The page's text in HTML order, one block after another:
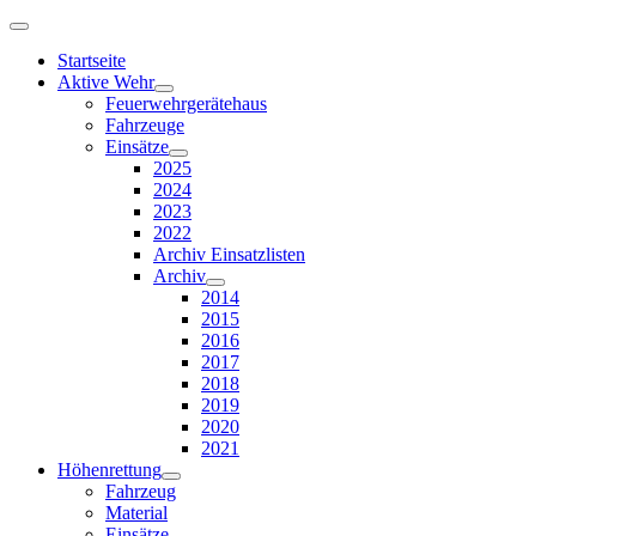
Startseite
Aktive Wehr
Feuerwehrgerätehaus
Fahrzeuge
Einsätze
2025
2024
2023
2022
Archiv Einsatzlisten
Archiv
2014
2015
2016
2017
2018
2019
2020
2021
Höhenrettung
Fahrzeug
Material